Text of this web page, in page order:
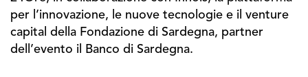
per l’innovazione, le nuove tecnologie e il venture
capital della Fondazione di Sardegna, partner
dell’evento il Banco di Sardegna.